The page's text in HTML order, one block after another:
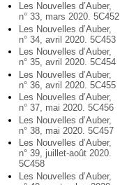
Les Nouvelles d’Auber,
n° 33, mars 2020. 5C452
Les Nouvelles d’Auber,
n° 34, avril 2020. 5C453
Les Nouvelles d’Auber,
n° 35, avril 2020. 5C454
Les Nouvelles d’Auber,
n° 36, avril 2020. 5C455
Les Nouvelles d’Auber,
n° 37, mai 2020. 5C456
Les Nouvelles d’Auber,
n° 38, mai 2020. 5C457
Les Nouvelles d’Auber,
n° 39, juillet-août 2020.
5C458
Les Nouvelles d’Auber,